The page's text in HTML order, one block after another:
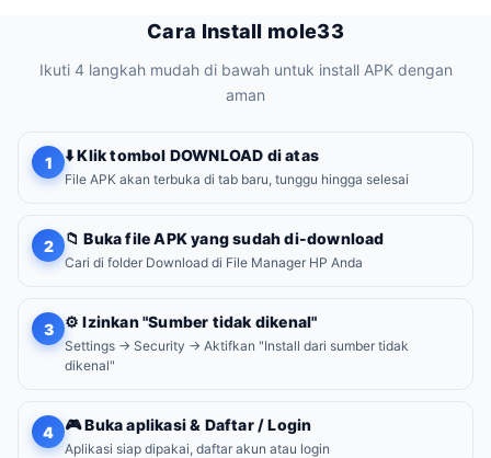
Cara Install mole33
Ikuti 4 langkah mudah di bawah untuk install APK dengan
aman
1 ⬇️ Klik tombol DOWNLOAD di atas
File APK akan terbuka di tab baru, tunggu hingga selesai
2 📁 Buka file APK yang sudah di-download
Cari di folder Download di File Manager HP Anda
3 ⚙️ Izinkan "Sumber tidak dikenal"
Settings → Security → Aktifkan "Install dari sumber tidak
dikenal"
4 🎮 Buka aplikasi & Daftar / Login
Aplikasi siap dipakai, daftar akun atau login